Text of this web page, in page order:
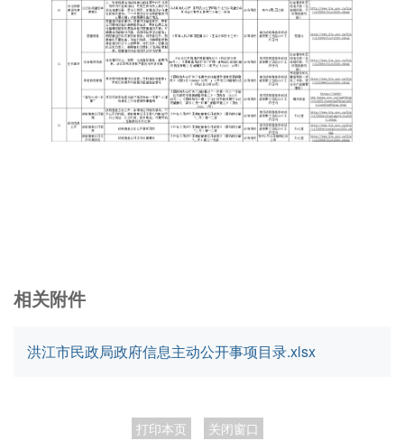
相关附件
洪江市民政局政府信息主动公开事项目录.xlsx
打印本页 关闭窗口